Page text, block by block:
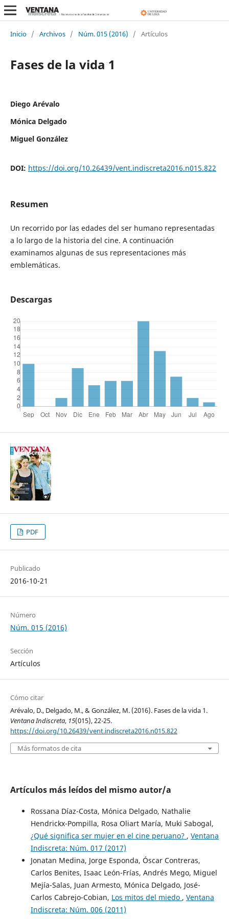
Inicio / Archivos / Núm. 015 (2016) / Artículos
Fases de la vida 1
Diego Arévalo
Mónica Delgado
Miguel González
DOI: https://doi.org/10.26439/vent.indiscreta2016.n015.822
Resumen
Un recorrido por las edades del ser humano representadas
a lo largo de la historia del cine. A continuación
examinamos algunas de sus representaciones más
emblemáticas.
Descargas
PDF
Publicado
2016-10-21
Número
Núm. 015 (2016)
Sección
Artículos
Cómo citar
Arévalo, D., Delgado, M., & González, M. (2016). Fases de la vida 1.
Ventana Indiscreta, 15(015), 22-25.
https://doi.org/10.26439/vent.indiscreta2016.n015.822
Más formatos de cita
Artículos más leídos del mismo autor/a
Rossana Díaz-Costa, Mónica Delgado, Nathalie
Hendrickx-Pompilla, Rosa Oliart María, Muki Sabogal,
¿Qué significa ser mujer en el cine peruano? , Ventana
Indiscreta: Núm. 017 (2017)
Jonatan Medina, Jorge Esponda, Óscar Contreras,
Carlos Benites, Isaac León-Frías, Andrés Mego, Miguel
Mejía-Salas, Juan Armesto, Mónica Delgado, José-
Carlos Cabrejo-Cobian, Los mitos del miedo , Ventana
Indiscreta: Núm. 006 (2011)